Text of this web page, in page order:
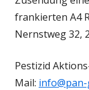
frankierten A4
Nernstweg 32,
Pestizid
Mail: